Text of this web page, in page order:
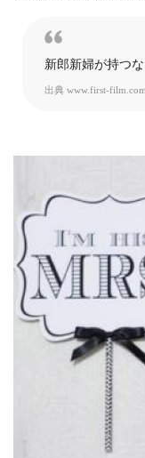
新郎新婦が持つ
出典 www.first-film.com